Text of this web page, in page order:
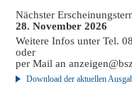
Nächster
28. November 2026
Weitere Infos unter Tel.
oder
per Mail an
Download der aktuellen